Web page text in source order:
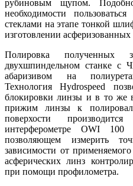
рубиновым щупом.
необходимости
стеклами на этапе тонкой
изготовлении асферизованных
Полировка полученных
двухшпиндельном станке
абаризивом на
Технология Hydrospeed
блокировки линзы и в то же
прижим линзы к
поверхости
интерферометре OWI
позволяющем измерить
зависимости от
асферических линз
при помощи профилометра.